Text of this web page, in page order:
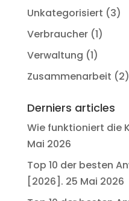
Unkategorisiert (3)
Verbraucher(1)
Verwaltung (1)
Zusammenarbeit (2)
Derniers articles
Wie funktioniert die
Mai 2026
Top 10 der besten
[2026]. 25 Mai 2026